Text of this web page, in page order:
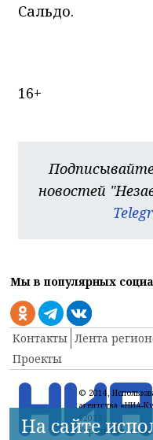
Сальдо.
16+
новостей
Мы в популярных
Контакты Лента
Проекты
© 2014,
агентства «НИА-
52023
Учредитель
На сайте